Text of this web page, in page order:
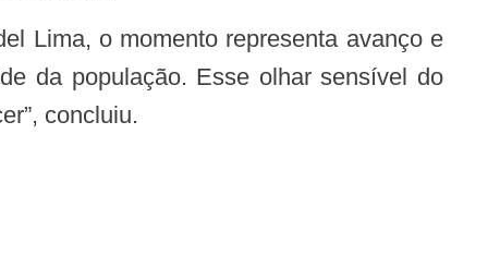
da população. Esse olhar sensível do
concluiu.